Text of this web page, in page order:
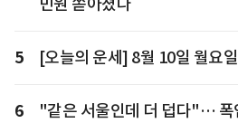
민원 쏟아졌다
5 [오늘의 운세] 8월 10일 월요
6
"같은 서울인데 더 덥다"… 폭